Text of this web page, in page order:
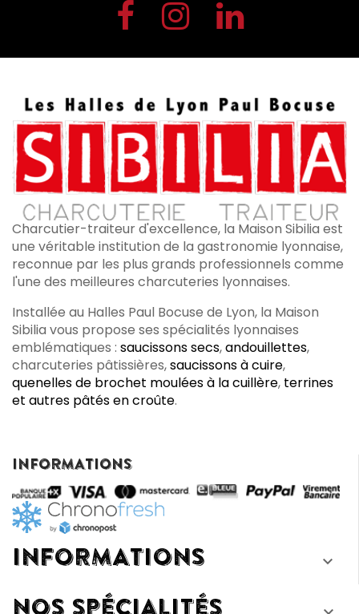
Charcutier-traiteur d'excellence, la Maison Sibilia est
une véritable institution de la gastronomie lyonnaise,
reconnue par les plus grands professionnels comme
l'une des meilleures charcuteries lyonnaises.
Installée au Halles Paul Bocuse de Lyon, la Maison
Sibilia vous propose ses spécialités lyonnaises
emblématiques : saucissons secs,andouillettes,
charcuteries pâtissières,saucissons à cuire,
quenelles de brochet moulées à la cuillère, terrines
et autres pâtés en croûte.
INFORMATIONS
INFORMATIONS 